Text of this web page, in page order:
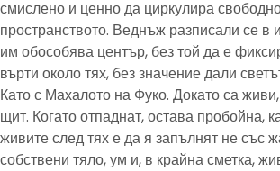
смислено и ценно да циркулира
пространството. Веднъж разписали се в
им обособява център, без той да е
върти около тях, без значение дали
Като с Махалото на Фуко. Докато са
щит. Когато отпаднат, остава пробойна,
живите след тях е да я запълнят не със
собствени тяло, ум и, в крайна сметка,